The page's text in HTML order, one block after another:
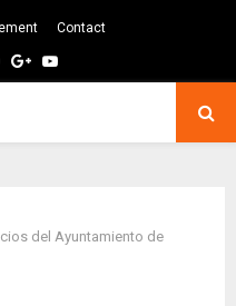
Contact
GoogleYoutube
del Ayuntamiento de